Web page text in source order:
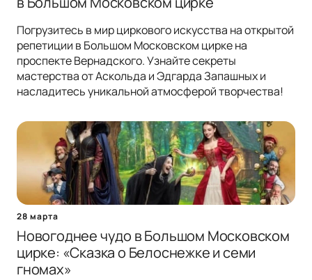
Погрузитесь в мир циркового искусства на открытой
репетиции в Большом Московском цирке на
проспекте Вернадского. Узнайте секреты
мастерства от Аскольда и Эдгарда Запашных и
насладитесь уникальной атмосферой творчества!
28 марта
Новогоднее чудо в Большом Московском
цирке: «Сказка о Белоснежке и семи
гномах»